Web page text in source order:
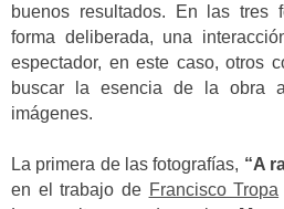
buenos resultados. En las tres
forma deliberada, una
espectador, en este caso, otros
buscar la esencia de la obra
imágenes.
La primera de las fotografías, “A
en el trabajo de Francisco Tropa